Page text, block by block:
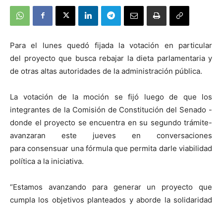
Para el lunes quedó fijada la votación en particular
del proyecto que busca rebajar la dieta parlamentaria y
de otras altas autoridades de la administración pública.
La votación de la moción se fijó luego de que los
integrantes de la Comisión de Constitución del Senado -
donde el proyecto se encuentra en su segundo trámite-
avanzaran este jueves en conversaciones
para consensuar una fórmula que permita darle viabilidad
política a la iniciativa.
“Estamos avanzando para generar un proyecto que
cumpla los objetivos planteados y aborde la solidaridad